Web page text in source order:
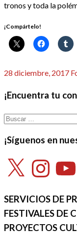
tronos y toda la
¡Compártelo!
Publicado
28 diciembre, 2017
¡Encuentra tu
Buscar:
¡Síguenos en
X Instagram
SERVICIOS DE
FESTIVALES DE
PROYECTOS